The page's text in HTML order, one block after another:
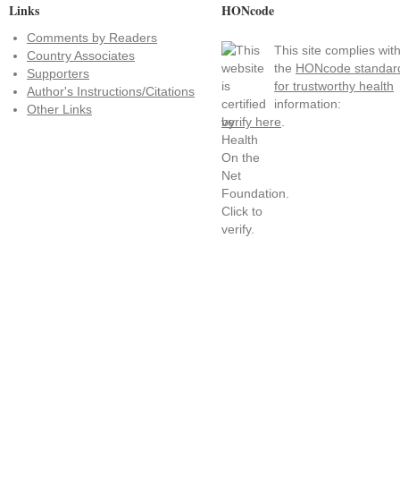
Links
Comments by Readers
Country Associates
Supporters
Author's Instructions/Citations
Other Links
HONcode
This site complies with
the HONcode
for trustworthy health
information:
verify here